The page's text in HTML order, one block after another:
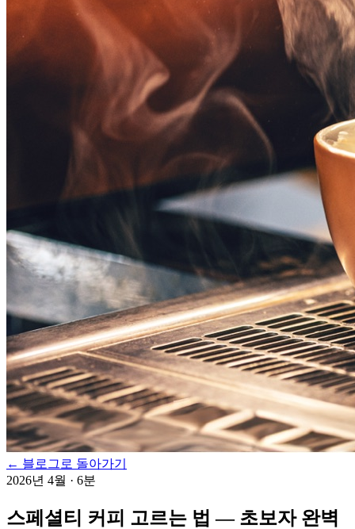
← 블로그로 돌아가기
2026년 4월 · 6분
스페셜티 커피 고르는 법 — 초보자 완벽